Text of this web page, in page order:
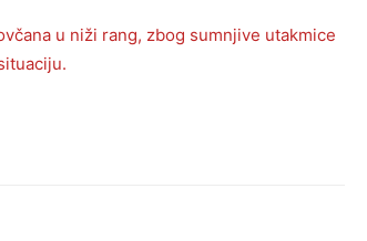
u niži rang, zbog sumnjive utakmice